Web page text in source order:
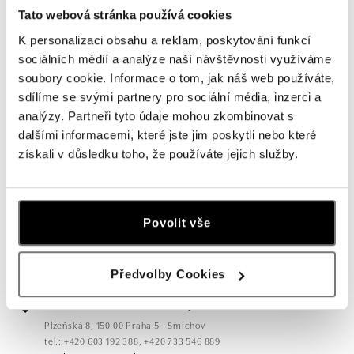
Tato webová stránka používá cookies
K personalizaci obsahu a reklam, poskytování funkcí
sociálních médií a analýze naší návštěvnosti využíváme
soubory cookie. Informace o tom, jak náš web používáte,
sdílíme se svými partnery pro sociální média, inzerci a
analýzy. Partneři tyto údaje mohou zkombinovat s
dalšími informacemi, které jste jim poskytli nebo které
získali v důsledku toho, že používáte jejich služby.
Povolit vše
Předvolby Cookies
Všechny Česko Slovensko
ALO diamonds OC Forum Nová Karolina,
Ostrava
Jantarová 3344/4, 702 00 Ostrava-Moravská Ostrava
tel.: +420 603 166 013, +420 603 565 187
Plzeňská 8, 150 00 Praha 5 - Smíchov
tel.: +420 603 192 388, +420 733 546 889